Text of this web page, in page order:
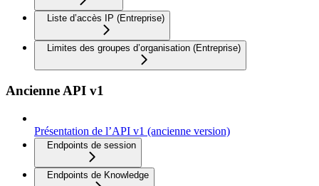
Liste d’accès IP (Entreprise)
Limites des groupes d’organisation (Entreprise)
Ancienne API v1
Présentation de l’API v1 (ancienne version)
Endpoints de session
Endpoints de Knowledge